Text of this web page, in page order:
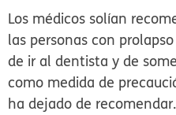
Los médicos solían
las personas con
de ir al dentista y de
como medida de
ha dejado de recomendar.